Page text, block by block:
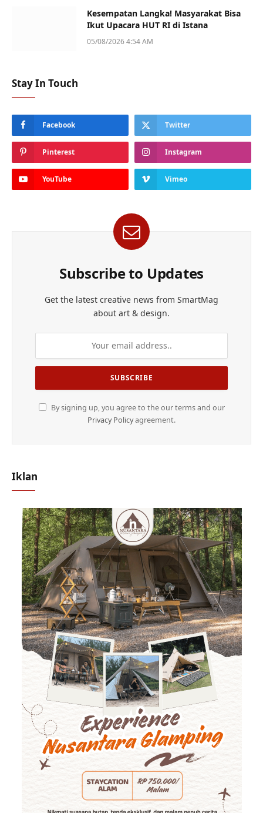
Kesempatan Langka! Masyarakat Bisa
Ikut Upacara HUT RI di Istana
05/08/2026 4:54 AM
Stay In Touch
Facebook Twitter
Pinterest Instagram
YouTube Vimeo
Subscribe to Updates
Get the latest creative news from SmartMag
about art & design.
By signing up, you agree to the our terms and our
Privacy Policyagreement.
Iklan